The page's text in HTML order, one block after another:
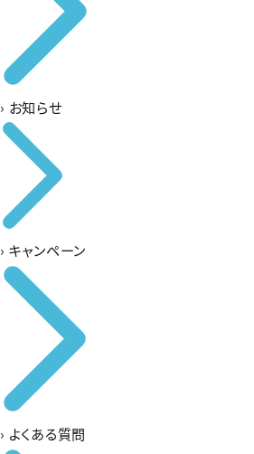
› お知らせ
› キャンペーン
› よくある質問